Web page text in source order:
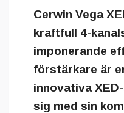
Cerwin Vega
kraftfull 4-
imponerande
förstärkare är
innovativa
sig med sin